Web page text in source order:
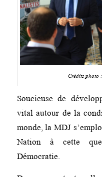
Crédits photo
Soucieuse de
vital autour de la
monde, la MDJ
Nation à cette
Démocratie.